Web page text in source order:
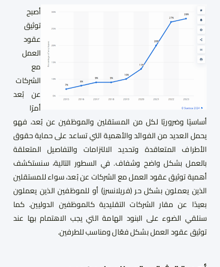
أصبح
توثيق
عقود
العمل
مع
الشركات
عن بُعد
أمرًا
أساسيًا وضروريًا لكل من المستقلين والموظفين عن بُعد، فهو
يحمل العديد من الفوائد والأهمية التي تساعد على حماية حقوق
الأطراف المتعاقدة وتحديد الالتزامات والتفاصيل المتعلقة
بالعمل بشكل واضح وشفاف. في السطور التالية، سنستكشف
أهمية توثيق عقود العمل مع الشركات عن بُعد، سواء للمستقلين
الذين يعملون بشكل حر (فريلانسرز) أو للموظفين الذين يعملون
بعيدًا عن مقار الشركات التقليدية كالموظفين الدوليين. كما
سنلقي الضوء على البنود الهامة التي يجب الاهتمام بها عند
توثيق عقود العمل بشكل فعّال ومناسب للطرفين.